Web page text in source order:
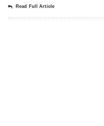
Read Full Article